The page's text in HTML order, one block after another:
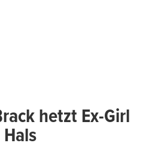
hetzt Ex-Girl